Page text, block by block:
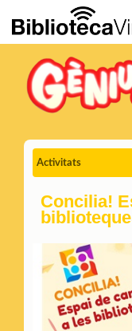
Salta al contingut principal
Activitats
Concilia!